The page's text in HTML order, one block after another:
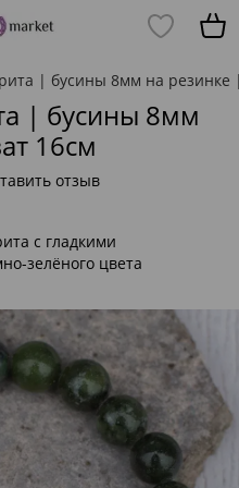
| бусины 8мм на резинке
| бусины 8мм
16см
отзыв
с гладкими
зелёного цвета